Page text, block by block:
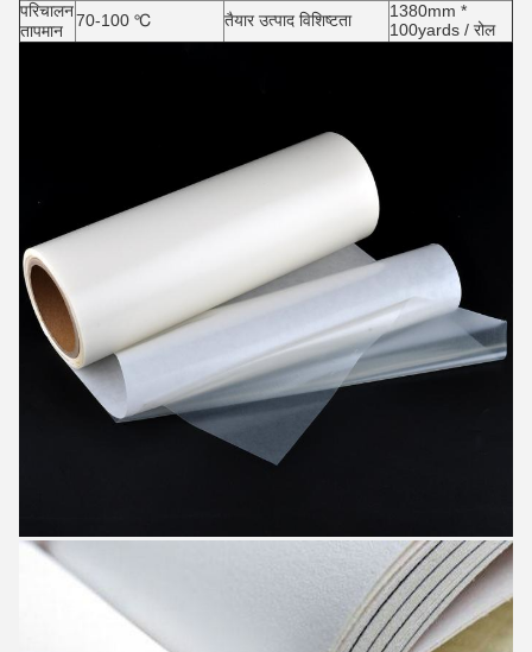
परिचालन
तापमान
70-100 ℃ तैयार उत्पाद विशिष्टता
1380mm *
100yards / रोल